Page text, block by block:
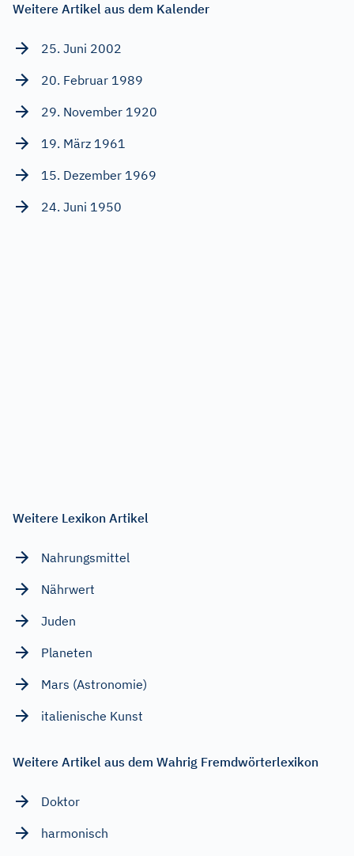
Weitere Artikel aus dem Kalender
25. Juni 2002
20. Februar 1989
29. November 1920
19. März 1961
15. Dezember 1969
24. Juni 1950
Weitere Lexikon Artikel
Nahrungsmittel
Nährwert
Juden
Planeten
Mars (Astronomie)
italienische Kunst
Weitere Artikel aus dem Wahrig Fremdwörterlexikon
Doktor
harmonisch